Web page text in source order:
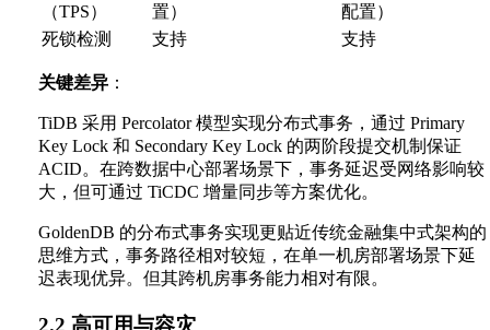
（TPS）
置）
配置）
死锁检测
支持 支持
关键差异 ：
TiDB 采用 Percolator 模型实现分布式事务，通过 Primary
Key Lock 和 Secondary Key Lock 的两阶段提交机制保证
ACID。在跨数据中心部署场景下，事务延迟受网络影响较
大，但可通过 TiCDC 增量同步等方案优化。
GoldenDB 的分布式事务实现更贴近传统金融集中式架构的
思维方式，事务路径相对较短，在单一机房部署场景下延
迟表现优异。但其跨机房事务能力相对有限。
2.2 高可用与容灾